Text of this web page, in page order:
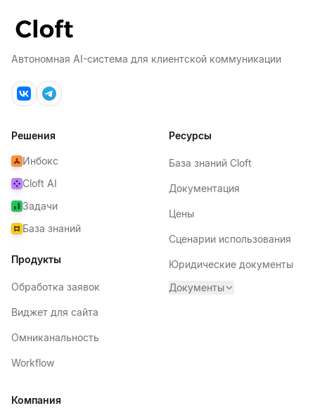
Автономная AI-система для клиентской коммуникации
Решения
Инбокс
Cloft AI
Задачи
База знаний
Продукты
Обработка заявок
Виджет для сайта
Омниканальность
Workflow
Ресурсы
База знаний Cloft
Документация
Цены
Сценарии использования
Юридические документы
Документы
Компания